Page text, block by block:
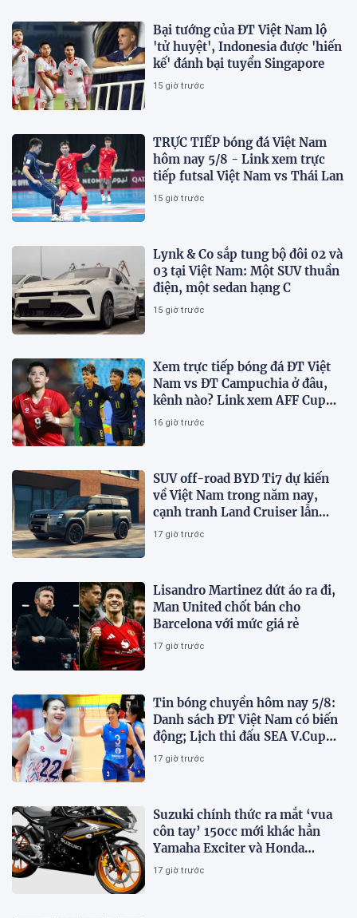
Bại tướng của ĐT Việt Nam lộ
'tử huyệt', Indonesia được 'hiến
kế' đánh bại tuyển Singapore
15 giờ trước
TRỰC TIẾP bóng đá Việt Nam
hôm nay 5/8 - Link xem trực
tiếp futsal Việt Nam vs Thái Lan
15 giờ trước
Lynk & Co sắp tung bộ đôi 02 và
03 tại Việt Nam: Một SUV thuần
điện, một sedan hạng C
15 giờ trước
Xem trực tiếp bóng đá ĐT Việt
Nam vs ĐT Campuchia ở đâu,
kênh nào? Link xem AFF Cup
2026 trên VTV3, VTV6
16 giờ trước
SUV off-road BYD Ti7 dự kiến
về Việt Nam trong năm nay,
cạnh tranh Land Cruiser lẫn
Defender
17 giờ trước
Lisandro Martinez dứt áo ra đi,
Man United chốt bán cho
Barcelona với mức giá rẻ
17 giờ trước
Tin bóng chuyền hôm nay 5/8:
Danh sách ĐT Việt Nam có biến
động; Lịch thi đấu SEA V.Cup
2026
17 giờ trước
Suzuki chính thức ra mắt ‘vua
côn tay’ 150cc mới khác hẳn
Yamaha Exciter và Honda
Winner R, giá 53 triệu đồng
17 giờ trước